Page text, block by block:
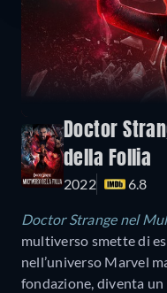
Doctor
della Follia
2022 6.8
Doctor Strange nel
multiverso smette di
nell’universo Marvel
fondazione, diventa